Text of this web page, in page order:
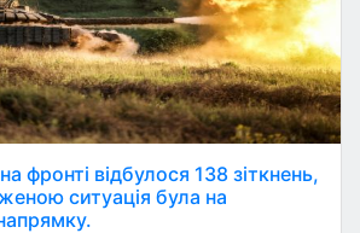
фронті відбулося 138 зіткнень,
ситуація була на